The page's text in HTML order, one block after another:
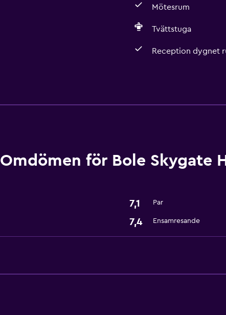
Mötesrum
Tvättstuga
Reception dygnet
Rumservice
Reception dygnet runt
Tvättstuga
Tvätt-/kemtvättsservice
Omdömen för Bole Skygate
7,1 Par
7,4 Ensamresande